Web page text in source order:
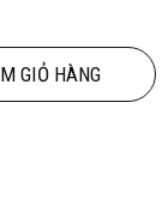
GIỎ HÀNG